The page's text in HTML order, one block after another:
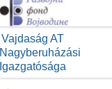
Vajdaság AT
Nagyberuházási
Igazgatósága